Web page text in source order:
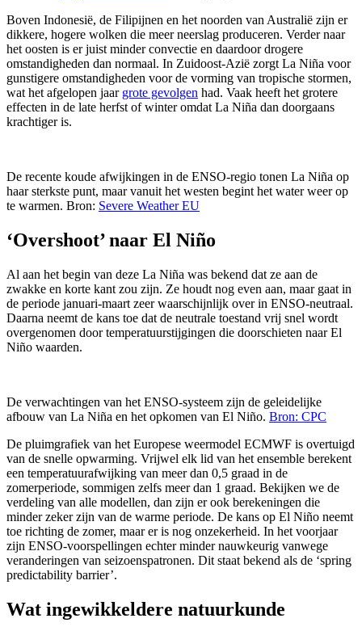
Boven Indonesië, de Filipijnen en het noorden van Australië zijn er
dikkere, hogere wolken die meer neerslag produceren. Verder naar
het oosten is er juist minder convectie en daardoor drogere
omstandigheden dan normaal. In Zuidoost-Azië zorgt La Niña voor
gunstigere omstandigheden voor de vorming van tropische stormen,
wat het afgelopen jaar grote gevolgen had. Vaak heeft het grotere
effecten in de late herfst of winter omdat La Niña dan doorgaans
krachtiger is.
De recente koude afwijkingen in de ENSO-regio tonen La Niña op
haar sterkste punt, maar vanuit het westen begint het water weer op
te warmen. Bron: Severe Weather EU
‘Overshoot’ naar El Niño
Al aan het begin van deze La Niña was bekend dat ze aan de
zwakke en korte kant zou zijn. Ze houdt nog even aan, maar gaat in
de periode januari-maart zeer waarschijnlijk over in ENSO-neutraal.
Daarna neemt de kans toe dat de neutrale toestand vrij snel wordt
overgenomen door temperatuurstijgingen die doorschieten naar El
Niño waarden.
De verwachtingen van het ENSO-systeem zijn de geleidelijke
afbouw van La Niña en het opkomen van El Niño. Bron: CPC
De pluimgrafiek van het Europese weermodel ECMWF is overtuigd
van de snelle opwarming. Vrijwel elk lid van het ensemble berekent
een temperatuurafwijking van meer dan 0,5 graad in de
zomerperiode, sommigen zelfs meer dan 1 graad. Bekijken we de
verdeling van alle modellen, dan zijn er ook berekeningen die
minder zeker zijn van de warme periode. De kans op El Niño neemt
toe richting de zomer, maar er is nog onzekerheid. In het voorjaar
zijn ENSO-voorspellingen echter minder nauwkeurig vanwege
veranderingen van seizoenspatronen. Dit staat bekend als de ‘spring
predictability barrier’.
Wat ingewikkeldere natuurkunde